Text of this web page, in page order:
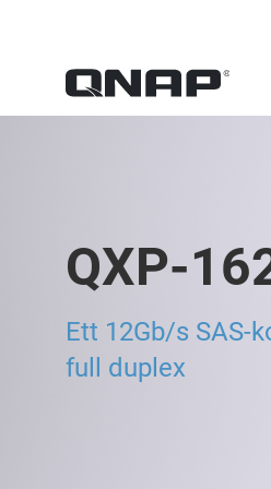
QXP-
Ett 12Gb/s SAS-
full duplex